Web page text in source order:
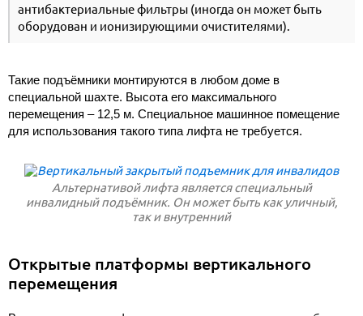
антибактериальные фильтры (иногда он может быть
оборудован и ионизирующими очистителями).
Такие подъёмники монтируются в любом доме в
специальной шахте. Высота его максимального
перемещения – 12,5 м. Специальное машинное помещение
для использования такого типа лифта не требуется.
Альтернативой лифта является специальный
инвалидный подъёмник. Он может быть как уличный,
так и внутренний
Открытые платформы вертикального
перемещения